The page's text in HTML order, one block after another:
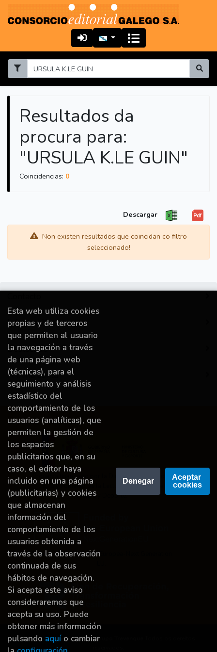
Resultados da
procura para:
"URSULA K.LE GUIN"
Coincidencias: 0
Descargar
Non existen resultados que coincidan co filtro
seleccionado!
Información
Destacado
A miña conta
Proyecto financiado por la Dirección General del
Libro y Fomento de la Lectura, Ministerio de
Cultura y Deporte.
Financiado por la Unión Europea-Next Generation
Dereitos de autor © 2026Grupo Trevenque
Esta web utiliza cookies
propias y de terceros
que permiten al usuario
la navegación a través
de una página web
(técnicas), para el
seguimiento y análisis
estadístico del
comportamiento de los
usuarios (analíticas), que
permiten la gestión de
los espacios
publicitarios que, en su
caso, el editor haya
incluido en una página
(publicitarias) y cookies
que almacenan
información del
comportamiento de los
usuarios obtenida a
través de la observación
continuada de sus
hábitos de navegación.
Si acepta este aviso
consideraremos que
acepta su uso. Puede
obtener más información
pulsando aquío cambiar
Denegar
Aceptar
cookies